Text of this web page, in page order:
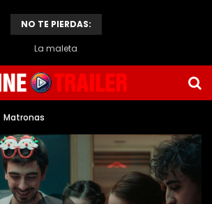
NO TE PIERDAS:
La maleta
Matronas